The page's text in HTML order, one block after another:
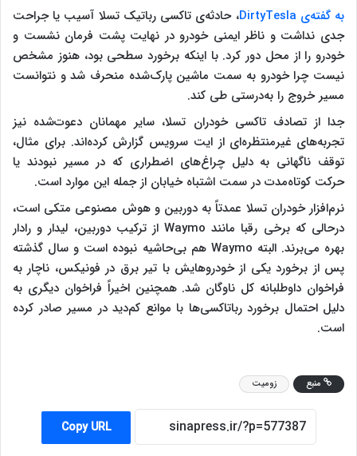
به گفته‌ی DirtyTesla
، حادثه‌ی تاکسی رباتیک تسلا آسیب یا جراحت
جدی نداشت و ناظر ایمنی خودرو در نهایت پشت فرمان نشست و
خودرو را از محل دور کرد. با اینکه برخورد سطحی بود، هنوز مشخص
نیست چرا خودرو به سمت ماشین پارک‌شده منحرف شد و نتوانست
مسیر خروج را به‌درستی طی کند.
جدا از تصادف تاکسی خودران تسلا، سایر مهمانان دعوت‌شده نیز
تجربه‌های غیرمنتظره‌ای از ایت سرویس گزارش کرده‌اند. برای مثال،
توقف ناگهانی به دلیل چراغ‌های اضطراری که در مسیر نبودند یا
حرکت کوتاه‌مدت در سمت اشتباه خیابان از جمله این موارد است.
نرم‌افزار خودران تسلا عمدتاً به دوربین و هوش مصنوعی متکی است،
درحالی که برخی رقبا مانند Waymo از ترکیب دوربین، لیدار و رادار
بهره می‌برند. البته Waymo هم بی‌حاشیه نبوده است و سال گذشته
پس از برخورد یکی از خودروهایش با تیر برق در فونیکس، ناچار به
فراخوان داوطلبانه کل ناوگان شد. همچنین اخیراً فراخوان دیگری به
دلیل احتمال برخورد رباتاکسی‌ها با موانع کم‌دید در مسیر صادر کرده
است.
منبع زومیت
Copy URL